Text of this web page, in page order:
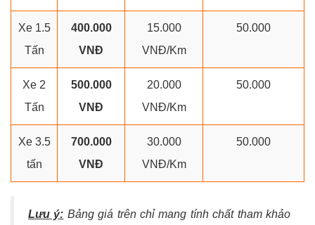
Xe 1.5
Tấn
400.000
VNĐ
15.000
VNĐ/Km
50.000
Xe 2
Tấn
500.000
VNĐ
20.000
VNĐ/Km
50.000
Xe 3.5
tấn
700.000
VNĐ
30.000
VNĐ/Km
50.000
Lưu ý: Bảng giá trên chỉ mang tính chất tham khảo